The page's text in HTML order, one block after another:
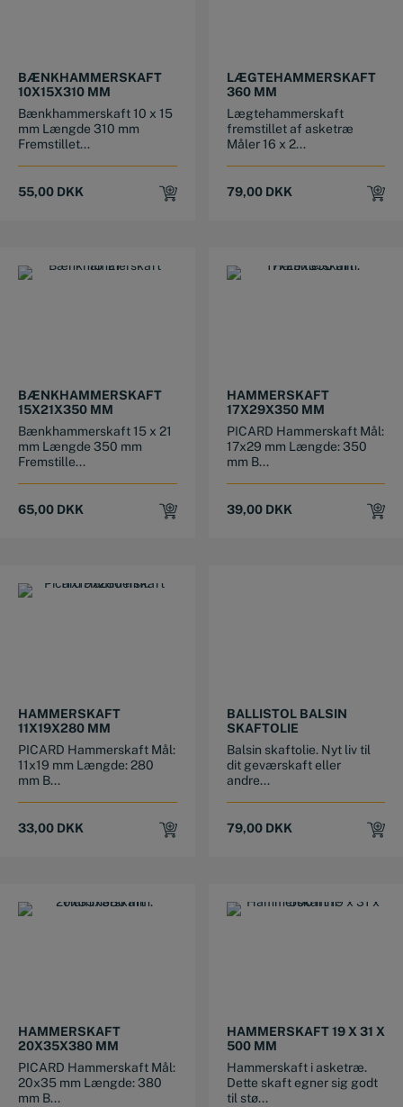
BÆNKHAMMERSKAFT
10X15X310 MM
Bænkhammerskaft 10 x 15
mm Længde 310 mm
Fremstillet...
55,00 DKK
LÆGTEHAMMERSKAFT
360 MM
Lægtehammerskaft
fremstillet af asketræ
Måler 16 x 2...
79,00 DKK
BÆNKHAMMERSKAFT
15X21X350 MM
Bænkhammerskaft 15 x 21
mm Længde 350 mm
Fremstille...
65,00 DKK
HAMMERSKAFT
17X29X350 MM
PICARD Hammerskaft Mål:
17x29 mm Længde: 350
mm B...
39,00 DKK
HAMMERSKAFT
11X19X280 MM
PICARD Hammerskaft Mål:
11x19 mm Længde: 280
mm B...
33,00 DKK
BALLISTOL BALSIN
SKAFTOLIE
Balsin skaftolie. Nyt liv til
dit geværskaft eller
andre...
79,00 DKK
HAMMERSKAFT
20X35X380 MM
PICARD Hammerskaft Mål:
20x35 mm Længde: 380
mm B...
HAMMERSKAFT 19 X 31 X
500 MM
Hammerskaft i asketræ.
Dette skaft egner sig godt
til stø...